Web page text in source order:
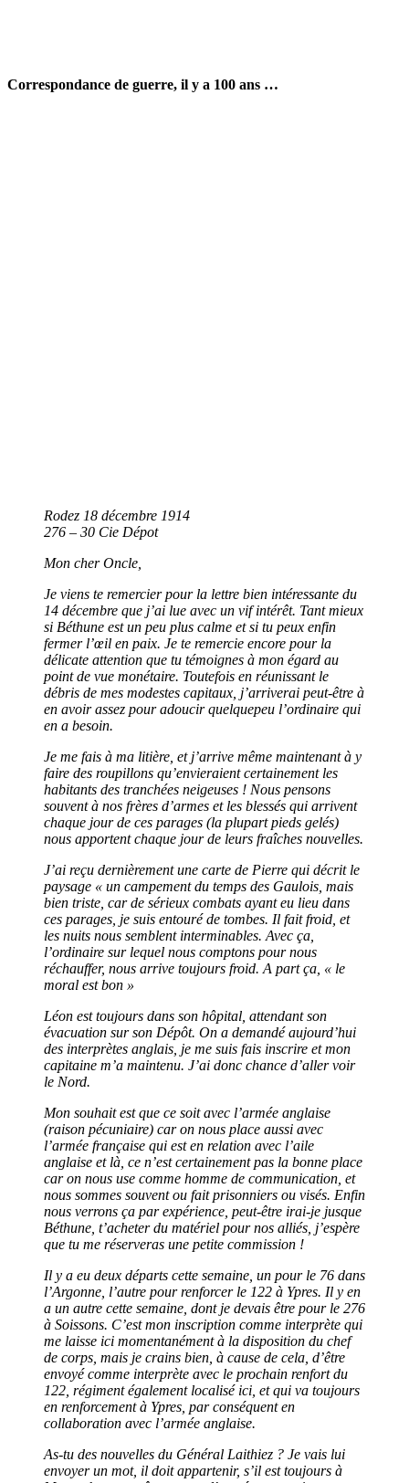
Correspondance de guerre, il y a 100 ans …
Rodez 18 décembre 1914
276 – 30 Cie Dépot
Mon cher Oncle,
Je viens te remercier pour la lettre bien intéressante du
14 décembre que j’ai lue avec un vif intérêt. Tant mieux
si Béthune est un peu plus calme et si tu peux enfin
fermer l’œil en paix. Je te remercie encore pour la
délicate attention que tu témoignes à mon égard au
point de vue monétaire. Toutefois en réunissant le
débris de mes modestes capitaux, j’arriverai peut-être à
en avoir assez pour adoucir quelquepeu l’ordinaire qui
en a besoin.
Je me fais à ma litière, et j’arrive même maintenant à y
faire des roupillons qu’envieraient certainement les
habitants des tranchées neigeuses ! Nous pensons
souvent à nos frères d’armes et les blessés qui arrivent
chaque jour de ces parages (la plupart pieds gelés)
nous apportent chaque jour de leurs fraîches nouvelles.
J’ai reçu dernièrement une carte de Pierre qui décrit le
paysage « un campement du temps des Gaulois, mais
bien triste, car de sérieux combats ayant eu lieu dans
ces parages, je suis entouré de tombes. Il fait froid, et
les nuits nous semblent interminables. Avec ça,
l’ordinaire sur lequel nous comptons pour nous
réchauffer, nous arrive toujours froid. A part ça, « le
moral est bon »
Léon est toujours dans son hôpital, attendant son
évacuation sur son Dépôt. On a demandé aujourd’hui
des interprètes anglais, je me suis fais inscrire et mon
capitaine m’a maintenu. J’ai donc chance d’aller voir
le Nord.
Mon souhait est que ce soit avec l’armée anglaise
(raison pécuniaire) car on nous place aussi avec
l’armée française qui est en relation avec l’aile
anglaise et là, ce n’est certainement pas la bonne place
car on nous use comme homme de communication, et
nous sommes souvent ou fait prisonniers ou visés. Enfin
nous verrons ça par expérience, peut-être irai-je jusque
Béthune, t’acheter du matériel pour nos alliés, j’espère
que tu me réserveras une petite commission !
Il y a eu deux départs cette semaine, un pour le 76 dans
l’Argonne, l’autre pour renforcer le 122 à Ypres. Il y en
a un autre cette semaine, dont je devais être pour le 276
à Soissons. C’est mon inscription comme interprète qui
me laisse ici momentanément à la disposition du chef
de corps, mais je crains bien, à cause de cela, d’être
envoyé comme interprète avec le prochain renfort du
122, régiment également localisé ici, et qui va toujours
en renforcement à Ypres, par conséquent en
collaboration avec l’armée anglaise.
As-tu des nouvelles du Général Laithiez ? Je vais lui
envoyer un mot, il doit appartenir, s’il est toujours à